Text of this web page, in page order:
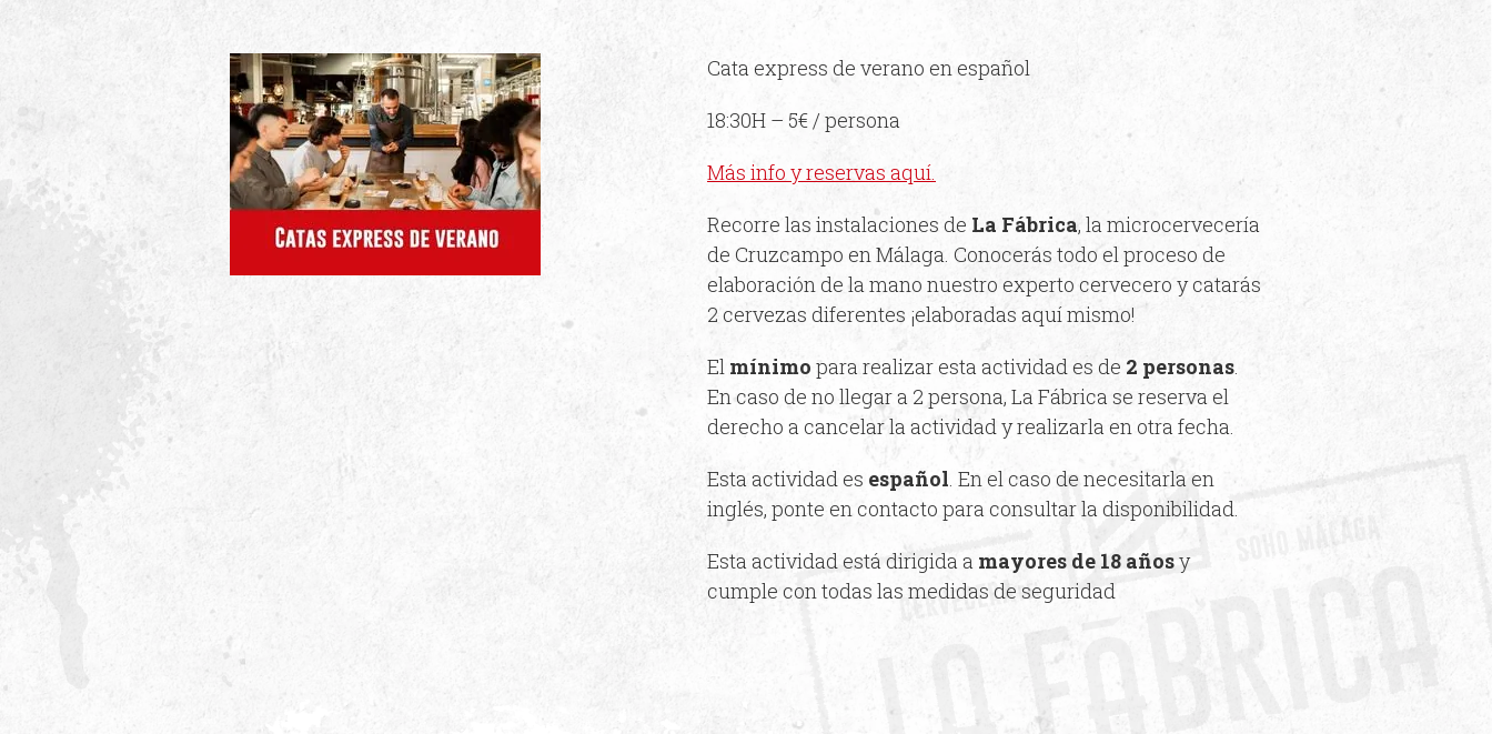
Cata express de verano en español
18:30H – 5€ / persona
Más info y reservas aquí.
Recorre las instalaciones de La Fábrica, la microcervecería
de Cruzcampo en Málaga. Conocerás todo el proceso de
elaboración de la mano nuestro experto cervecero y catarás
2 cervezas diferentes ¡elaboradas aquí mismo!
El mínimo para realizar esta actividad es de 2 personas.
En caso de no llegar a 2 persona, La Fábrica se reserva el
derecho a cancelar la actividad y realizarla en otra fecha.
Esta actividad es español. En el caso de necesitarla en
inglés, ponte en contacto para consultar la disponibilidad.
Esta actividad está dirigida a mayores de 18 añosy
cumple con todas las medidas de seguridad